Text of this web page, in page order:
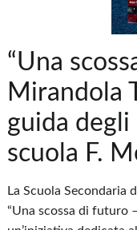
“Una
Mirandola
guida
scuola F.
La Scuola Secondaria
“Una scossa di futuro